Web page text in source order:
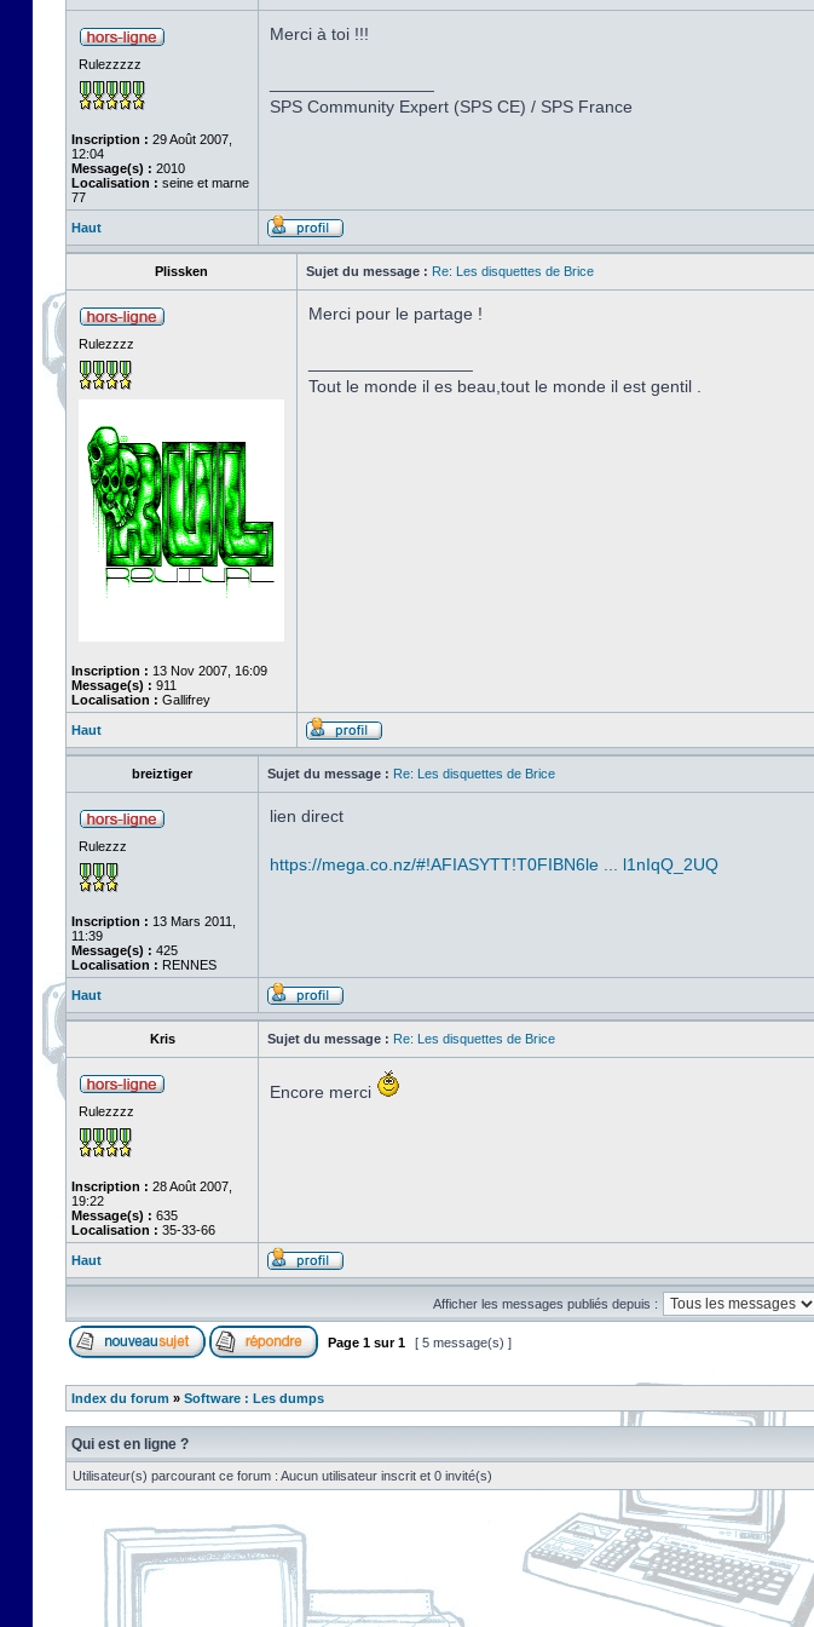
Rulezzzzz
Inscription : 29 Août 2007,
12:04
Message(s) : 2010
Localisation : seine et marne
77
Merci à toi !!!
SPS Community Expert (SPS CE) / SPS France
Haut
Plissken Sujet du message : Re: Les disquettes de Brice
Rulezzzz
Inscription : 13 Nov 2007, 16:09
Message(s) : 911
Localisation : Gallifrey
Merci pour le partage !
Tout le monde il es beau,tout le monde il est gentil .
Haut
breiztiger Sujet du message : Re: Les disquettes de Brice
Rulezzz
Inscription : 13 Mars 2011,
11:39
Message(s) : 425
Localisation : RENNES
lien direct
https://mega.co.nz/#!AFIASYTT!T0FIBN6le ... l1nIqQ_2UQ
Haut
Kris Sujet du message : Re: Les disquettes de Brice
Rulezzzz
Inscription : 28 Août 2007,
19:22
Message(s) : 635
Localisation : 35-33-66
Encore merci
Haut
Afficher les messages publiés depuis :
Page 1 sur1 [ 5 message(s) ]
Index du forum » Software : Les dumps
Qui est en ligne ?
Utilisateur(s) parcourant ce forum : Aucun utilisateur inscrit et 0 invité(s)